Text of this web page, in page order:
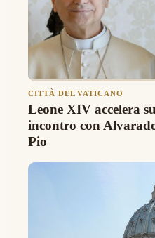
CITTÀ DEL VATICANO
Leone XIV accelera
incontro con
Pio